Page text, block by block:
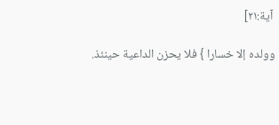
إلا خسارا } فلا يحزن الداعية حينئذ.